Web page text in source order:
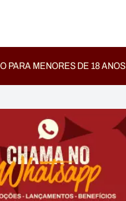
PARA MENORES DE 18 ANOS